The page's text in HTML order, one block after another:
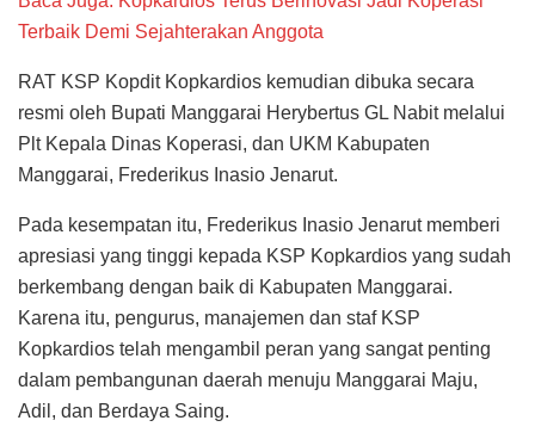
Terbaik Demi Sejahterakan Anggota
RAT KSP Kopdit Kopkardios kemudian dibuka secara
resmi oleh Bupati Manggarai Herybertus GL Nabit melalui
Plt Kepala Dinas Koperasi, dan UKM Kabupaten
Manggarai, Frederikus Inasio Jenarut.
Pada kesempatan itu, Frederikus Inasio Jenarut memberi
apresiasi yang tinggi kepada KSP Kopkardios yang sudah
berkembang dengan baik di Kabupaten Manggarai.
Karena itu, pengurus, manajemen dan staf KSP
Kopkardios telah mengambil peran yang sangat penting
dalam pembangunan daerah menuju Manggarai Maju,
Adil, dan Berdaya Saing.